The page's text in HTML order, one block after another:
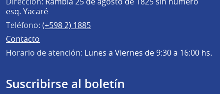
esq. Yacaré
Teléfono: (+598 2) 1885
Contacto
Horario de atención: Lunes a Viernes de 9:30 a 16:00 hs.
Suscribirse al boletín